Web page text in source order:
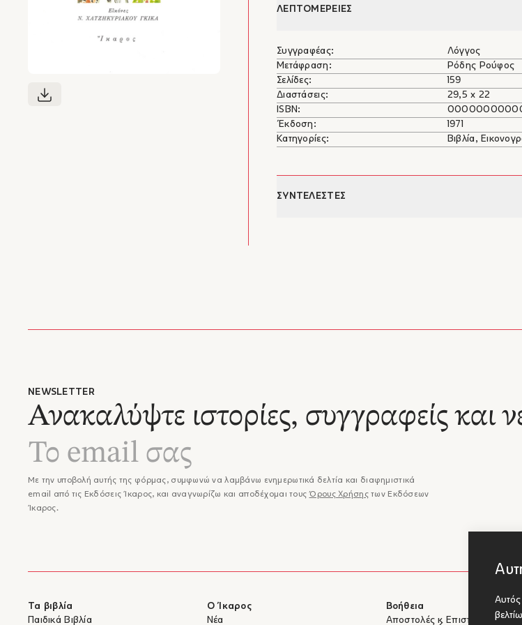
Αυτός
ΛΕΠΤΟΜΕΡΕΙΕΣ
Συγγραφέας:
Λόγγος
Μετάφραση:
Ρόδης Ρούφος
Σελίδες:
159
Διαστάσεις:
29,5 x 22
ISBN:
Έκδοση:
1971
Κατηγορίες:
Βιβλία,
ΣΥΝΤΕΛΕΣΤΕΣ
NEWSLETTER
Ανακαλύψτε ιστορίες, συγγραφείς και
Με την υποβολή αυτής της φόρμας, συμφωνώ να λαμβάνω ενημερωτικά δελτία και διαφημιστικά
email από τις Εκδόσεις Ίκαρος, και αναγνωρίζω και αποδέχομαι τουςΌρους Χρήσηςτων Εκδόσεων
Ίκαρος.
Τα βιβλία
Παιδικά Βιβλία
Ο Ίκαρος
Νέα
Βοήθεια
Αποστολές & Επιστροφές